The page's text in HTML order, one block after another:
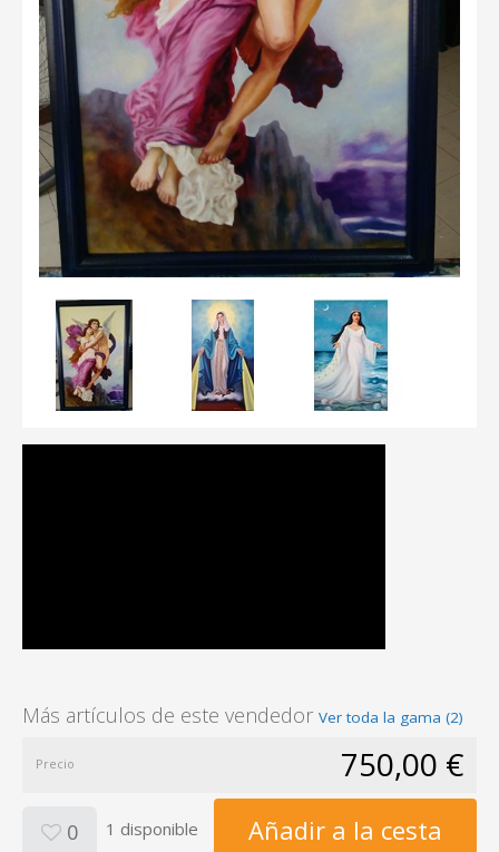
Más artículos de este vendedor Ver toda la gama (2)
Precio 750,00 €
0 1 disponible Añadir a la cesta